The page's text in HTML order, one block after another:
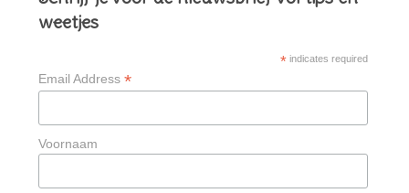
weetjes
*indicates required
Email Address *
Voornaam